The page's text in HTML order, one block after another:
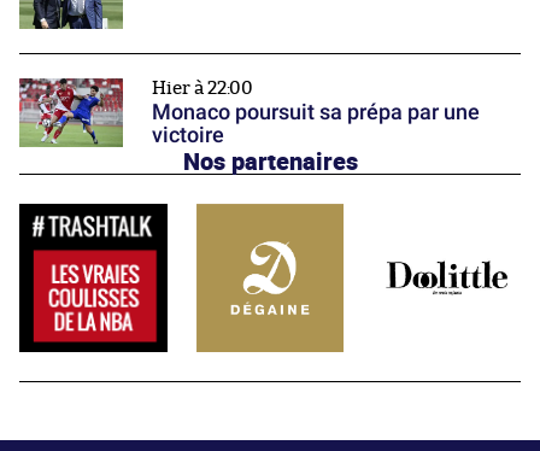
Hier à 22:00
Monaco poursuit sa prépa par une
victoire
Nos partenaires